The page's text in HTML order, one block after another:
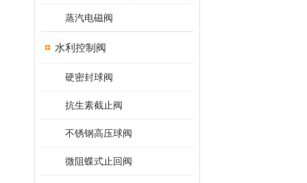
蒸汽电磁阀
水利控制阀
硬密封球阀
抗生素截止阀
不锈钢高压球阀
微阻蝶式止回阀